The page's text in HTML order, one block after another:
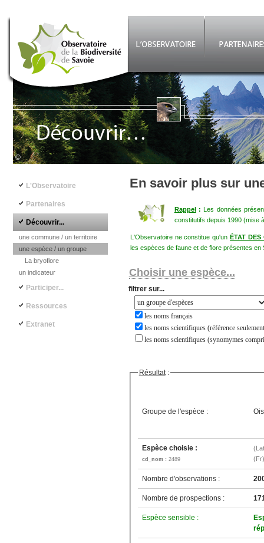
Aller au contenu principal
©
En savoir plus sur
Rappel:Les données
constitutifs depuis 1990 (mise
L'Observatoire ne constitue qu'unÉTAT DES
les espèces de faune et de flore présentes en
Choisir une espèce...
filtrer sur...
les noms français
les noms scientifiques (référence
les noms scientifiques (synomymes
Résultat:
Groupe de l'espèce :
Espèce choisie :
cd_nom : 2489
Nombre d'observations :
Nombre de prospections :
Espèce sensible :
Navigation principale
L'Observatoire
Partenaires
Découvrir...
une commune / un territoire
une espèce / un groupe
La bryoflore
un indicateur
Participer...
Ressources
Extranet